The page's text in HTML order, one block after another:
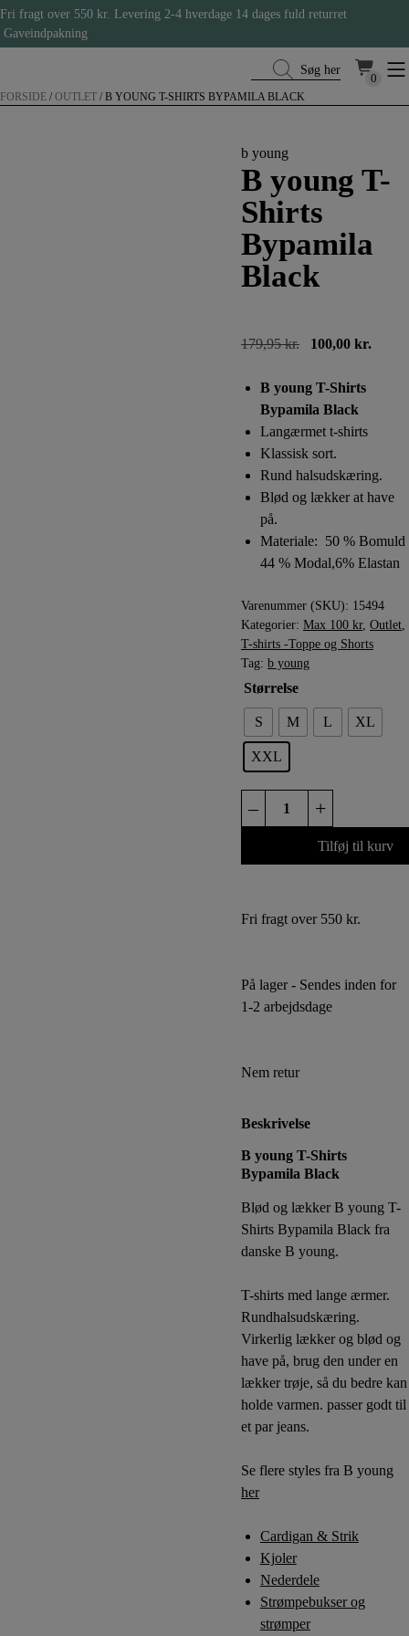
Hop
til
Fri fragt over 550 kr. Levering 2-4 hverdage 14 dages fuld returret
Gaveindpakning
Søg her
0
0
FORSIDE / OUTLET / B YOUNG T-SHIRTS BYPAMILA BLACK
b young
B young T-
Shirts
Bypamila
Black
179,95kr.
Den
pris
var:
179,95 kr..
100,00 kr.
B young T-Shirts
Bypamila Black
Langærmet t-shirts
Klassisk sort.
Rund halsudskæring.
Blød og lækker at have
på.
Materiale: 50 % Bomuld
44 % Modal,6% Elastan
Varenummer (SKU): 15494
Kategorier: Max 100 kr, Outlet
T-shirts -Toppe og Shorts
Tag: b young
Størrelse
S M L XL
XXL
–
Shirts
+
Tilføj til kurv
Fri fragt over 550 kr.
På lager - Sendes inden for
1-2 arbejdsdage
Nem retur
Beskrivelse
B young T-Shirts
Bypamila Black
Blød og lækker B young T-
Shirts Bypamila Black fra
danske B young.
T-shirts med lange ærmer.
Rundhalsudskæring.
Virkerlig lækker og blød og
have på, brug den under en
lækker trøje, så du bedre kan
holde varmen. passer godt til
et par jeans.
Se flere styles fra B young
her
Cardigan & Strik
Kjoler
Nederdele
Strømpebukser og
strømper